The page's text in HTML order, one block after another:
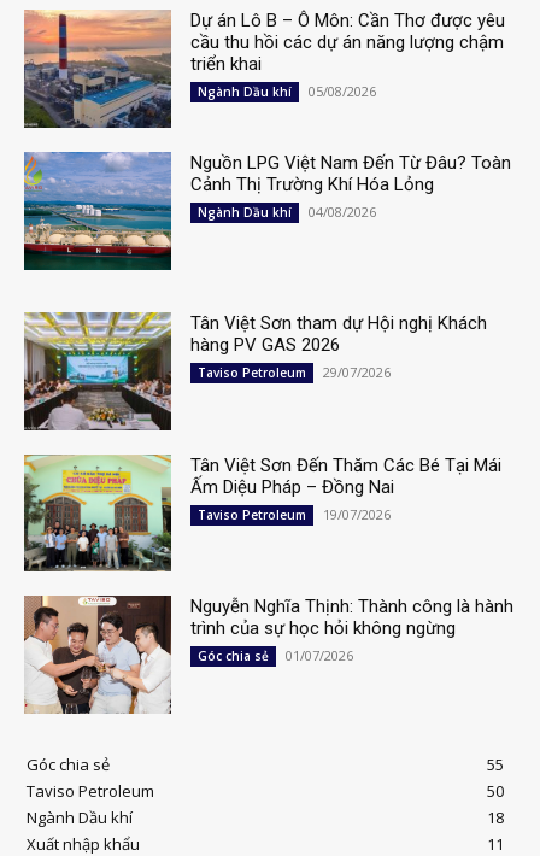
Dự án Lô B – Ô Môn: Cần Thơ được yêu
cầu thu hồi các dự án năng lượng chậm
triển khai
Ngành Dầu khí 05/08/2026
Nguồn LPG Việt Nam Đến Từ Đâu? Toàn
Cảnh Thị Trường Khí Hóa Lỏng
Ngành Dầu khí 04/08/2026
Tân Việt Sơn tham dự Hội nghị Khách
hàng PV GAS 2026
Taviso Petroleum 29/07/2026
Tân Việt Sơn Đến Thăm Các Bé Tại Mái
Ấm Diệu Pháp – Đồng Nai
Taviso Petroleum 19/07/2026
Nguyễn Nghĩa Thịnh: Thành công là hành
trình của sự học hỏi không ngừng
Góc chia sẻ 01/07/2026
Góc chia sẻ
55
Taviso Petroleum
50
Ngành Dầu khí
18
Xuất nhập khẩu
11